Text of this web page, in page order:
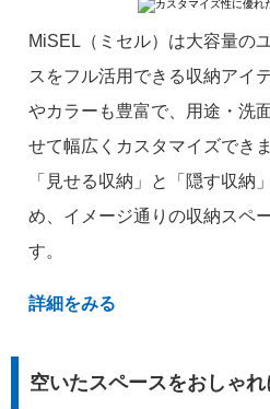
MiSEL（ミセル）は大容量の
スをフル活用できる収納アイ
やカラーも豊富で、用途・洗
せて幅広くカスタマイズでき
「見せる収納」と「隠す収納
め、イメージ通りの収納スペ
す。
詳細をみる
空いたスペースをおしゃれ